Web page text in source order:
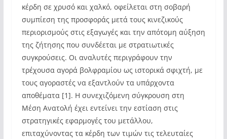
κέρδη σε χρυσό και χαλκό, οφείλεται στη σοβαρή
συμπίεση της προσφοράς μετά τους κινεζικούς
περιορισμούς στις εξαγωγές και την απότομη αύξηση
της ζήτησης που συνδέεται με στρατιωτικές
συγκρούσεις. Οι αναλυτές περιγράφουν την
τρέχουσα αγορά βολφραμίου ως ιστορικά σφιχτή, με
τους αγοραστές να εξαντλούν τα υπάρχοντα
αποθέματα [1]. Η συνεχιζόμενη σύγκρουση στη
Μέση Ανατολή έχει εντείνει την εστίαση στις
στρατηγικές εφαρμογές του μετάλλου,
επιταχύνοντας τα κέρδη των τιμών τις τελευταίες